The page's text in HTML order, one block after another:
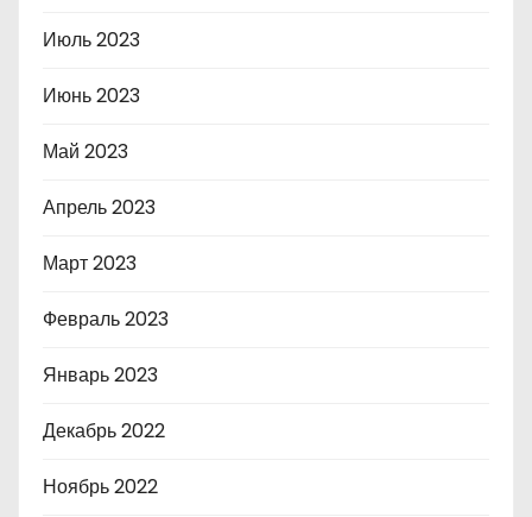
Июль 2023
Июнь 2023
Май 2023
Апрель 2023
Март 2023
Февраль 2023
Январь 2023
Декабрь 2022
Ноябрь 2022